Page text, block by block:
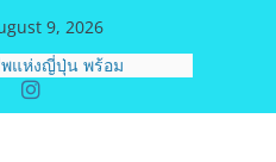
9, 2026
แห่งญี่ปุ่น พร้อม
ชาวไทย “เสี่ยนริส”แนะ
ว็บรับรองสถิติมวย หลัง